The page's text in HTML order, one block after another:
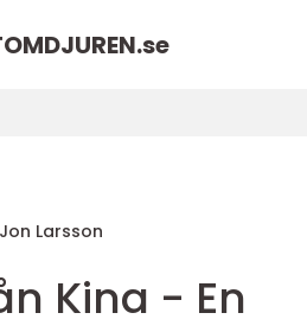
se
Jon Larsson
Kina - En